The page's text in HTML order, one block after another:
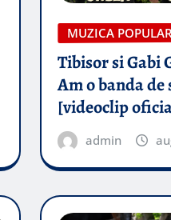
MUZICA
Tibisor si Gabi
Am o banda
[videoclip
admin